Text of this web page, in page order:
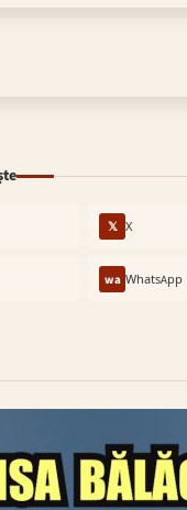
𝕏 X
wa WhatsApp